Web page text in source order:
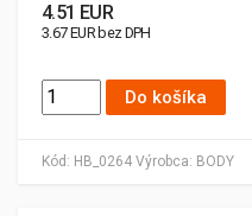
Kód: HB_0264 Výrobca: BODY
4.51 EUR
3.67 EUR bez DPH
Do košíka